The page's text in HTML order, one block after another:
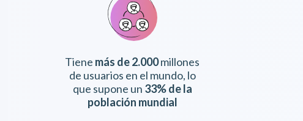
Tiene más de 2.000millones
de usuarios en el mundo, lo
que supone un 33% de la
población mundial